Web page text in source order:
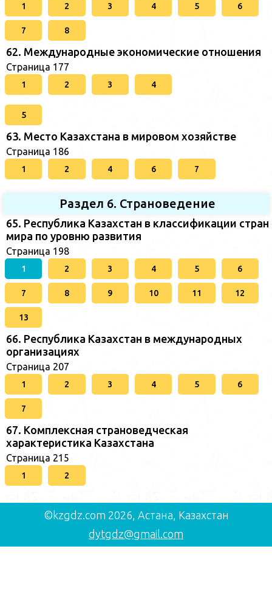
1 2 3 4 5 6
7 8
62. Международные экономические отношения
Страница 177
1 2 3 4
5
63. Место Казахстана в мировом хозяйстве
Страница 186
1 2 4 6 7
Раздел 6. Страноведение
65. Республика Казахстан в классификации стран
мира по уровню развития
Страница 198
1 2 3 4 5 6
7 8 9 10 11 12
13
66. Республика Казахстан в международных
организациях
Страница 207
1 2 3 4 5 6
7
67. Комплексная страноведческая
характеристика Казахстана
Страница 215
1 2
©kzgdz.com 2026, Астана, Казахстан
dytgdz@gmail.com